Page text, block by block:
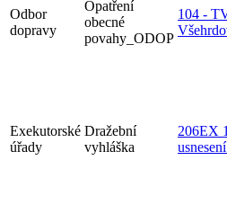
Odbor
dopravy
Opatření
obecné
povahy_ODOP
104 -
Exekutorské
úřady
Dražební
vyhláška
206EX